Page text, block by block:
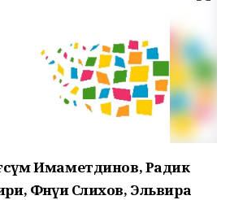
Имаметдинов, Радик
Фәнәүи Сәлихов, Эльвира